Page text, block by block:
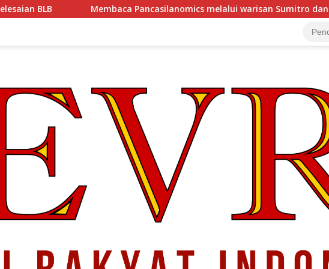
Pancasilanomics melalui warisan Sumitro dan urgensi UU